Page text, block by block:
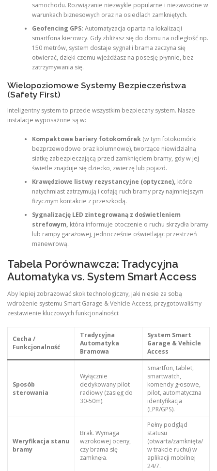
samochodu. Rozwiązanie niezwykle popularne i niezawodne w
warunkach biznesowych oraz na osiedlach zamkniętych.
Geofencing GPS: Automatyzacja oparta na lokalizacji
smartfona kierowcy. Gdy zbliżasz się do domu na odległość np.
150 metrów, system dostaje sygnał i brama zaczyna się
otwierać, dzięki czemu wjeżdżasz na posesję płynnie, bez
zatrzymywania się.
Wielopoziomowe Systemy Bezpieczeństwa
(Safety First)
Inteligentny system to przede wszystkim bezpieczny system. Nasze
instalacje wyposażone są w:
Kompaktowe bariery fotokomórek(w tym fotokomórki
bezprzewodowe oraz kolumnowe), tworzące niewidzialną
siatkę zabezpieczającą przed zamknięciem bramy, gdy w jej
świetle znajduje się dziecko, zwierzę lub pojazd.
Krawędziowe listwy rezystancyjne (optyczne), które
natychmiast zatrzymują i cofają ruch bramy przy najmniejszym
fizycznym kontakcie z przeszkodą.
Sygnalizację LED zintegrowaną z doświetleniem
strefowym, która informuje otoczenie o ruchu skrzydła bramy
lub rampy garażowej, jednocześnie oświetlając przestrzeń
manewrową.
Tabela Porównawcza: Tradycyjna
Automatyka vs. System Smart Access
Aby lepiej zobrazować skok technologiczny, jaki niesie za sobą
wdrożenie systemu Smart Garage & Vehicle Access, przygotowaliśmy
zestawienie kluczowych funkcjonalności:
Cecha /
Funkcjonalność
Tradycyjna
Automatyka
Bramowa
System Smart
Garage & Vehicle
Access
Sposób
sterowania
Wyłącznie
dedykowany pilot
radiowy (zasięg do
30-50m).
Smartfon, tablet,
smartwatch,
komendy głosowe,
pilot, automatyczna
identyfikacja
(LPR/GPS).
Weryfikacja stanu
bramy
Brak. Wymaga
wzrokowej oceny,
czy brama się
zamknęła.
Pełny podgląd
statusu
(otwarta/zamknięta/
w trakcie ruchu) w
aplikacji mobilnej
24/7.